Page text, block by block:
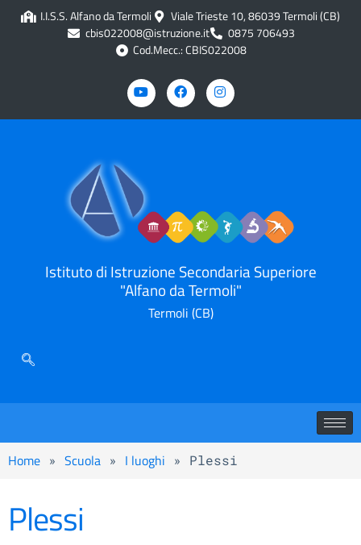
I.I.S.S. Alfano da Termoli
Viale Trieste 10, 86039 Termoli (CB)
cbis022008@istruzione.it
0875 706493
Cod.Mecc.: CBIS022008
Istituto di Istruzione Secondaria Superiore
"Alfano da Termoli"
Termoli (CB)
Home » Scuola » I luoghi » Plessi
Plessi